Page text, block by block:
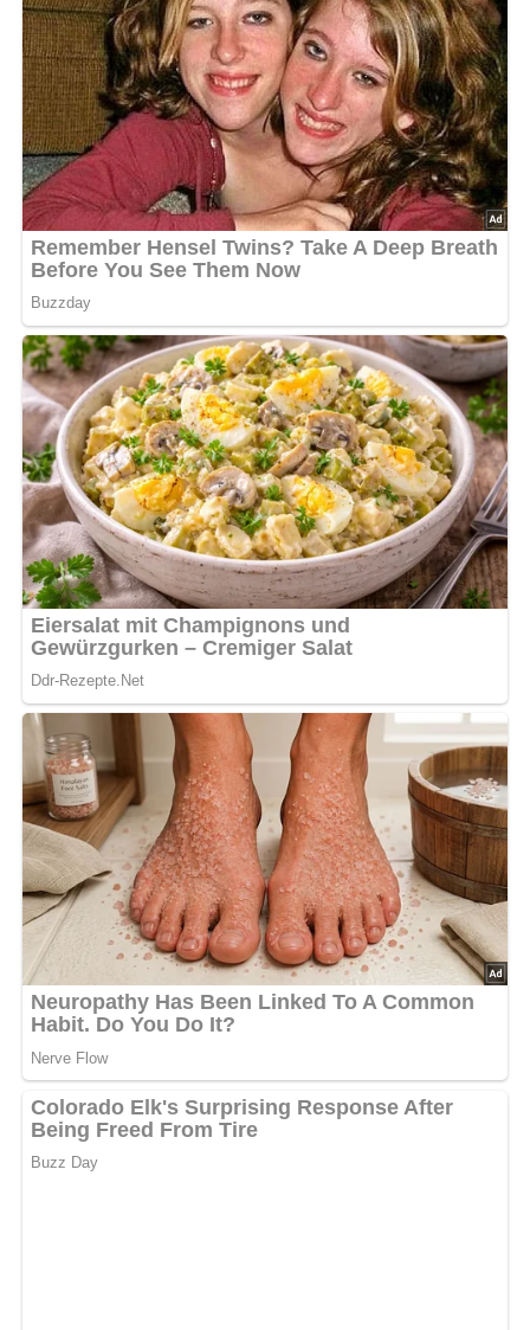
Anzahl der Portionen
4 Portionen
Zutaten
400 g Spaghetti
150 g Salami
200 g Kochschinken
60 g Margarine
40 g Butter
1/8 Liter Milch
3 Eier
1 Dose Pritamin